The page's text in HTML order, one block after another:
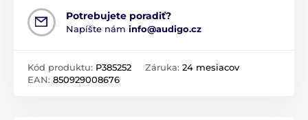
Potrebujete poradiť?
Napíšte nám info@audigo.cz
Kód produktu: P385252
EAN: 850929008676
Záruka: 24 mesiacov